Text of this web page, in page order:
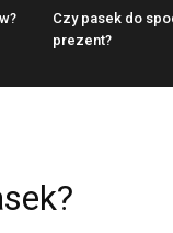
Czy pasek do
prezent?